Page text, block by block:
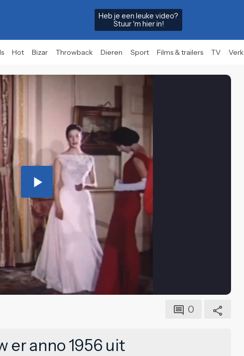
Heb je een leuke video?
Stuur 'm hier in!
Hot Bizar Throwback Dieren Sport Films & trailers TV
Play
Video
0
er anno 1956 uit